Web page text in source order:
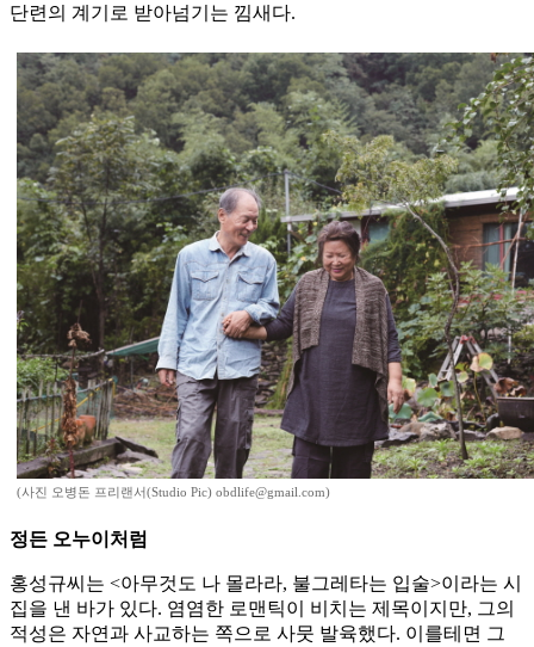
단련의 계기로 받아넘기는 낌새다.
(사진 오병돈 프리랜서(Studio Pic) obdlife@gmail.com)
정든 오누이처럼
홍성규씨는 <아무것도 나 몰라라, 불그레타는 입술>이라는 시
집을 낸 바가 있다. 염염한 로맨틱이 비치는 제목이지만, 그의
적성은 자연과 사교하는 쪽으로 사뭇 발육했다. 이를테면 그